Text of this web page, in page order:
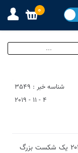
شناسه خبر : 3549
4 - 11 - 2019
کیانوش رستمی در مسابقات قهرمانی جهان ۲۰۱۹ یک شکست بزرگ
0